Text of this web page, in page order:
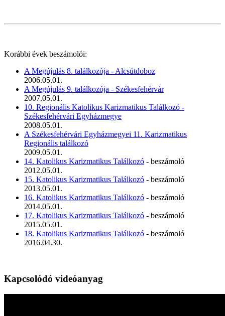
Korábbi évek beszámolói:
A Megújulás 8. találkozója - Alcsútdoboz
2006.05.01.
A Megújulás 9. találkozója - Székesfehérvár
2007.05.01.
10. Regionális Katolikus Karizmatikus Találkozó -
Székesfehérvári Egyházmegye
2008.05.01.
A Székesfehérvári Egyházmegyei 11. Karizmatikus
Regionális találkozó
2009.05.01.
14. Katolikus Karizmatikus Találkozó - beszámoló
2012.05.01.
15. Katolikus Karizmatikus Találkozó - beszámoló
2013.05.01.
16. Katolikus Karizmatikus Találkozó - beszámoló
2014.05.01.
17. Katolikus Karizmatikus Találkozó - beszámoló
2015.05.01.
18. Katolikus Karizmatikus Találkozó - beszámoló
2016.04.30.
Kapcsolódó videóanyag